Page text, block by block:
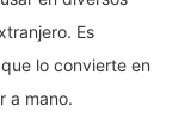
Es
lo convierte en
a mano.